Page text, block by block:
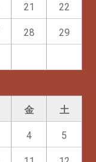
21 22
28 29
金 土
4 5